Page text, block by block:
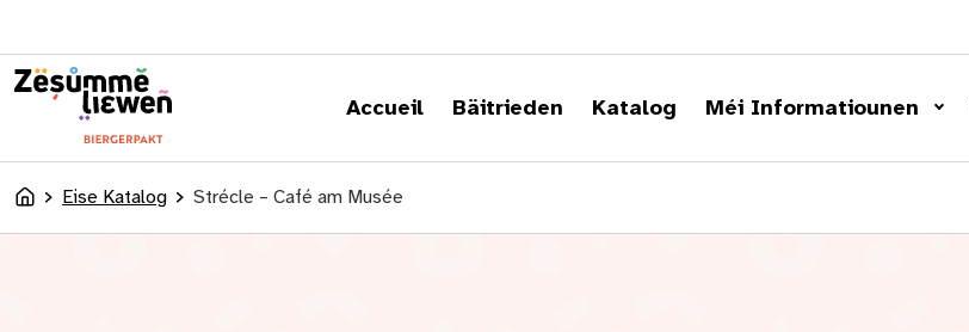
Accueil Bäitrieden Katalog Méi Informatiounen
AccueilEise Katalog Strécle – Café am Musée